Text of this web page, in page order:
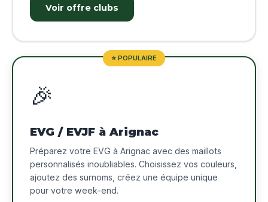
Voir offre clubs
⭐ POPULAIRE
🎉
EVG / EVJF à Arignac
Préparez votre EVG à Arignac avec des maillots
personnalisés inoubliables. Choisissez vos couleurs,
ajoutez des surnoms, créez une équipe unique
pour votre week-end.